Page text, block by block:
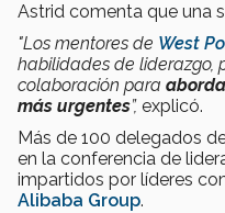
Astrid comenta que una
"Los mentores de West
habilidades de liderazgo,
colaboración para
más urgentes”, explicó.
Más de 100 delegados
en la conferencia de
impartidos por líderes
Alibaba Group.